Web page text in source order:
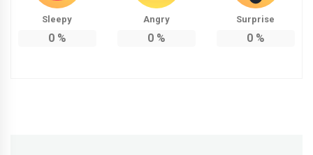
Sleepy
0%
Angry
0%
Surprise
0%